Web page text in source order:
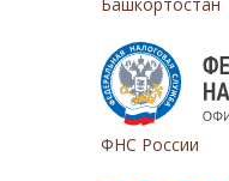
ФНС России